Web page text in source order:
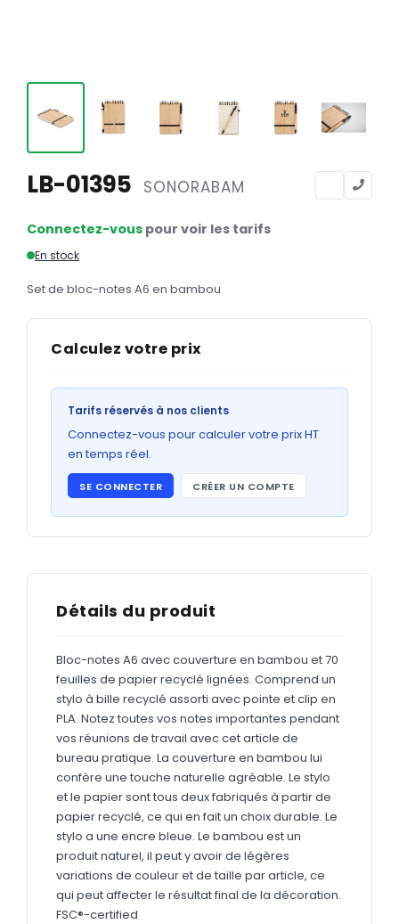
Tête de lettre
Sous-mains
Chemises
GRAND FORMAT
Abribus
ADHÉSIFS
Étiquettes adhésives
Étiquettes adhésives en bobine
Adhésifs vitrine
MARQUAGE TEXTILE
Tee-shirts Nouveau
Polos
Sweatshirts Nouveau
LB-01395 SONORABAM
Connectez-vous pour voir les tarifs
En stock
Set de bloc-notes A6 en bambou
Calculez votre prix
Tarifs réservés à nos clients
Connectez-vous pour calculer votre prix HT
en temps réel.
SE CONNECTER CRÉER UN COMPTE
Détails du produit
Bloc-notes A6 avec couverture en bambou et 70
feuilles de papier recyclé lignées. Comprend un
stylo à bille recyclé assorti avec pointe et clip en
PLA. Notez toutes vos notes importantes pendant
vos réunions de travail avec cet article de
bureau pratique. La couverture en bambou lui
confère une touche naturelle agréable. Le stylo
et le papier sont tous deux fabriqués à partir de
papier recyclé, ce qui en fait un choix durable. Le
stylo a une encre bleue. Le bambou est un
produit naturel, il peut y avoir de légères
variations de couleur et de taille par article, ce
qui peut affecter le résultat final de la décoration.
FSC®-certified